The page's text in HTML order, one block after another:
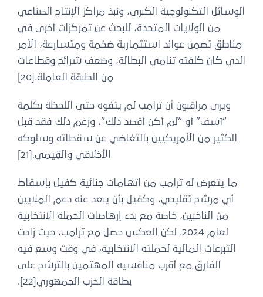
الوسائل التكنولوجية الكبرى، ونبذ مراكز الإنتاج الصناعي
من الولايات المتحدة، للبحث عن تمركزات أخرى في
مناطق تضمن عوائد استثمارية ضخمة ومتسارعة، الأمر
الذي كان كلفته تنامي البطالة، وضعف شرائح وقطاعات
من الطبقة العاملة.[20]
ويرى مراقبون أن ترامب لم يتفوه حتى اللحظة بكلمة
“آسف” أو “لم أكن أقصد ذلك”، ورغم ذلك فقد قبل
الكثير من الأمريكيين بالتغاضي عن سقطاته وسلوكه
الأخلاقي والقِيمي.[21]
ما يتعرض له ترامب من اتهامات جنائية كفيل بإسقاط
أي مرشح تقليدي، وكفيل بأن يبعد عنه دعم الملايين
من الناخبين، خاصة مع بدء إرهاصات الحملة الانتخابية
لعام 2024. لكن العكس حصل مع ترامب، حيث زادت
التبرعات المالية لحملته الانتخابية، في وقت وسع فيه
الفارق مع أقرب منافسيه المهتمين بالترشح على
بطاقة الحزب الجمهوري[22].